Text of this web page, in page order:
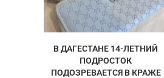
В ДАГЕСТАНЕ 14-ЛЕТНИЙ
ПОДРОСТОК
ПОДОЗРЕВАЕТСЯ В КРАЖЕ